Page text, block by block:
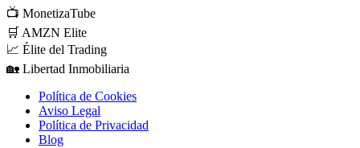
📺 MonetizaTube
🛒 AMZN Elite
📈 Élite del Trading
🏡 Libertad Inmobiliaria
Política de Cookies
Aviso Legal
Política de Privacidad
Blog